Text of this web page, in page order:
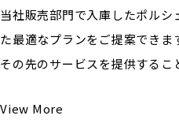
当社販売部門で入庫したポル
た最適なプランをご提案できま
その先のサービスを提供するこ
View More